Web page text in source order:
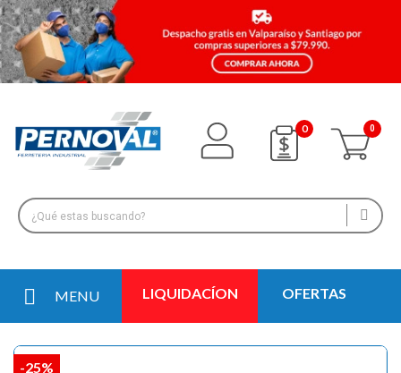
0
MENU LIQUIDACÍON OFERTAS
-25%